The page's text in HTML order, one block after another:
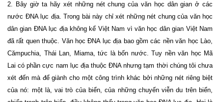
2. Bây giờ ta hãy xét những nét chung của văn học dân gian ở các
nước ĐNA lục địa. Trong bài này chỉ xét những nét chung của văn học
dân gian ĐNA lục địa không kể Việt Nam vì văn học dân gian Việt Nam
đã rất quen thuộc. Văn học ĐNA lục địa bao gồm các nền văn học Lào,
Cămpuchia, Thái Lan, Miama, tức là bốn nước. Tuy nền văn học Mã
Lai có phần cực nam lục địa thuộc ĐNA nhưng tạm thời chúng tôi chưa
xét đến mà để giành cho một công trình khác bởi những nét riêng biệt
của nó: một là, vai trò của biển, của những chuyến viễn du trên biển,